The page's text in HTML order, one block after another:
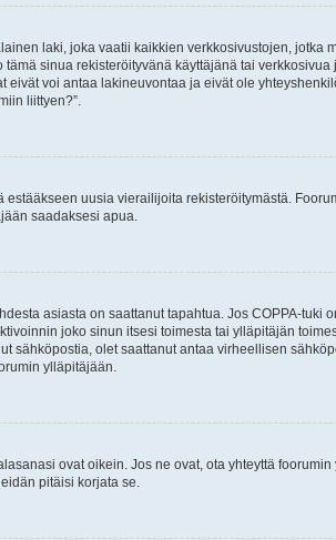
laki, joka vaatii kaikkien verkkosivustojen,
sinua rekisteröityvänä käyttäjänä tai
voi antaa lakineuvontaa ja eivät ole
liittyen?”.
uusia vierailijoita rekisteröitymästä.
saadaksesi apua.
asiasta on saattanut tapahtua. Jos COPPA-
joko sinun itsesi toimesta tai ylläpitäjän
sähköpostia, olet saattanut antaa virheellisen
ylläpitäjään.
ovat oikein. Jos ne ovat, ota yhteyttä
pitäisi korjata se.